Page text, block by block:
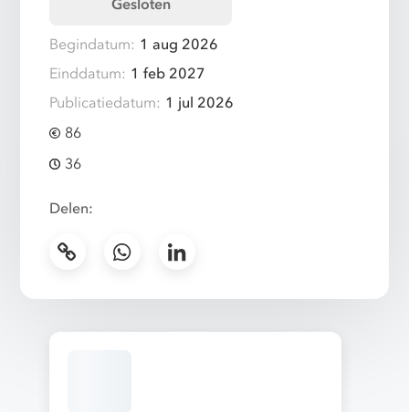
Gesloten
Begindatum: 1 aug 2026
Einddatum: 1 feb 2027
Publicatiedatum: 1 jul 2026
86
36
Delen: